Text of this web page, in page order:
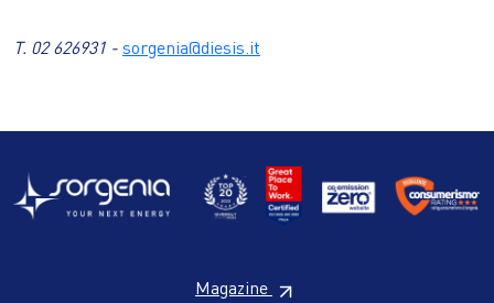
T. 02 626931 - sorgenia@diesis.it
Magazine